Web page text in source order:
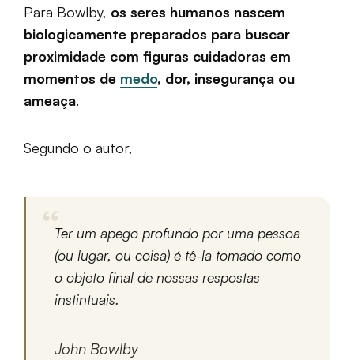
Para Bowlby, os seres humanos nascem
biologicamente preparados para buscar
proximidade com figuras cuidadoras em
momentos de medo, dor, insegurança ou
ameaça.
Segundo o autor,
Ter um apego profundo por uma pessoa
(ou lugar, ou coisa) é tê-la tomado como
o objeto final de nossas respostas
instintuais.
John Bowlby